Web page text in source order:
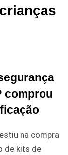
comprou
na compra
de kits de